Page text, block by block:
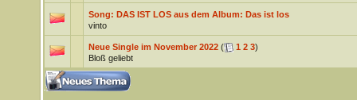
Song: DAS IST LOS aus dem Album: Das ist los
vinto
Neue Single im November 2022 ( 1 2 3)
Bloß geliebt